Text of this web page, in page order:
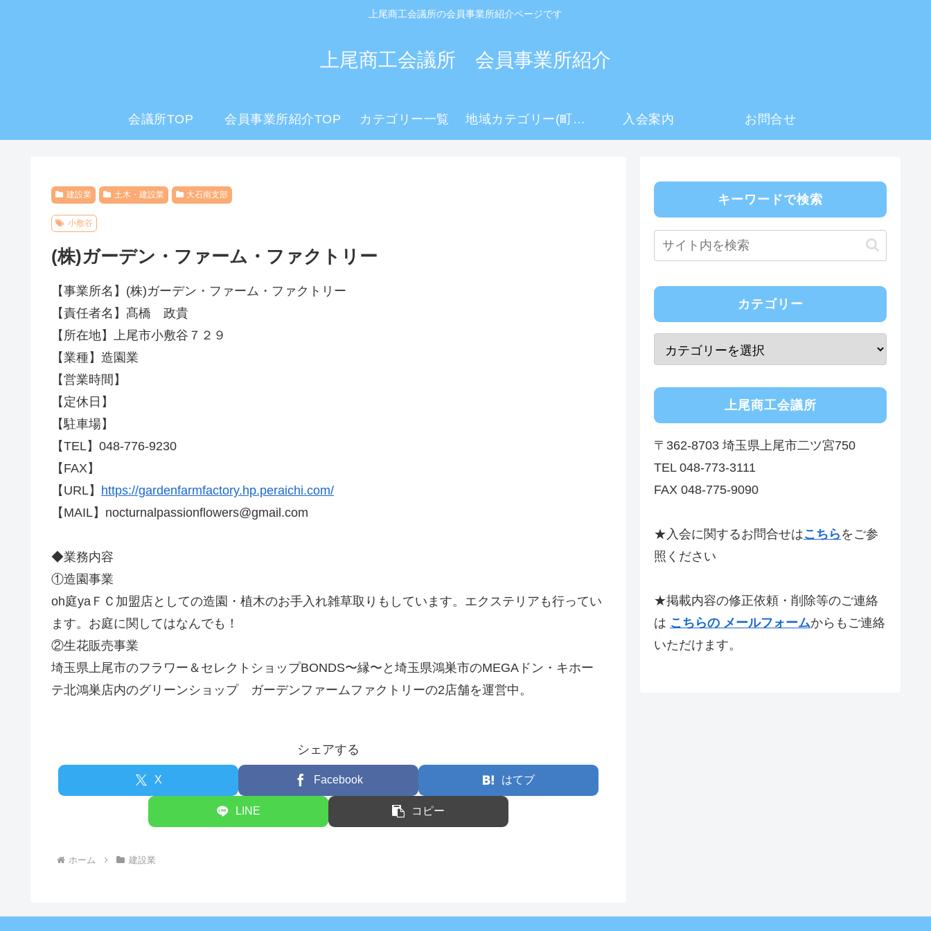
上尾商工会議所の会員事業所紹介ページです
上尾商工会議所 会員事業所紹介
会議所TOP 会員事業所紹介TOP カテゴリー一覧 地域カテゴリー(町名) 入会案内 お問合せ
建設業 土木・建設業 大石南支部
小敷谷
(株)ガーデン・ファーム・ファクトリー
【事業所名】(株)ガーデン・ファーム・ファクトリー
【責任者名】髙橋 政貴
【所在地】上尾市小敷谷７２９
【業種】造園業
【営業時間】
【定休日】
【駐車場】
【TEL】048-776-9230
【FAX】
【URL】 https://gardenfarmfactory.hp.peraichi.com/
【MAIL】nocturnalpassionflowers@gmail.com
◆業務内容
①造園事業
oh庭yaＦＣ加盟店としての造園・植木のお手入れ雑草取りもしています。エクステリアも行ってい
ます。お庭に関してはなんでも！
②生花販売事業
埼玉県上尾市のフラワー＆セレクトショップBONDS〜縁〜と埼玉県鴻巣市のMEGAドン・キホー
テ北鴻巣店内のグリーンショップ ガーデンファームファクトリーの2店舗を運営中。
シェアする
X Facebook はてブ
LINE コピー
ホーム 建設業
キーワードで検索
カテゴリー
上尾商工会議所
〒362-8703 埼玉県上尾市二ツ宮750
TEL 048-773-3111
FAX 048-775-9090
★入会に関するお問合せはこちら をご参
照ください
★掲載内容の修正依頼・削除等のご連絡
は こちらの メールフォームからもご連絡
いただけます。